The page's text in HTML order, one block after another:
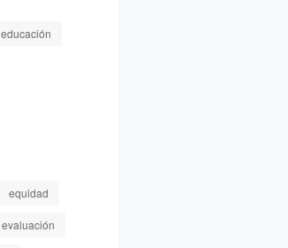
educación
equidad
evaluación